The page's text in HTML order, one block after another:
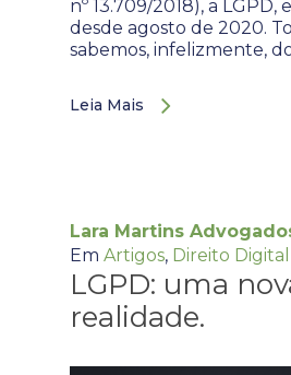
nº 13.709/2018), a LGPD,
desde agosto de 2020.
sabemos, infelizmente,
Leia Mais
Lara Martins
Em Artigos, Direito Digital
LGPD: uma
realidade.